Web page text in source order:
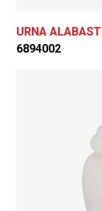
URNA
6894002